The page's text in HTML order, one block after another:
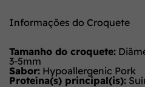
Informações do Croquete
Tamanho do croquete:
3-5mm
Sabor: Hypoallergenic Pork
Proteína(s) principal(is):